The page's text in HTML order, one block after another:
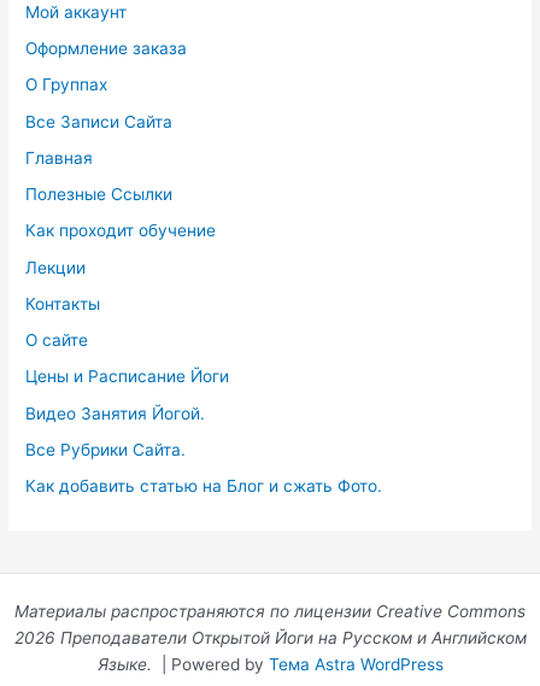
Мой аккаунт
Оформление заказа
О Группах
Все Записи Сайта
Главная
Полезные Ссылки
Как проходит обучение
Лекции
Контакты
О сайте
Цены и Расписание Йоги
Видео Занятия Йогой.
Все Рубрики Сайта.
Как добавить статью на Блог и сжать Фото.
Материалы распространяются по лицензии Creative Commons
2026 Преподаватели Открытой Йоги на Русском и Английском
Языке.
| Powered by Тема Astra WordPress